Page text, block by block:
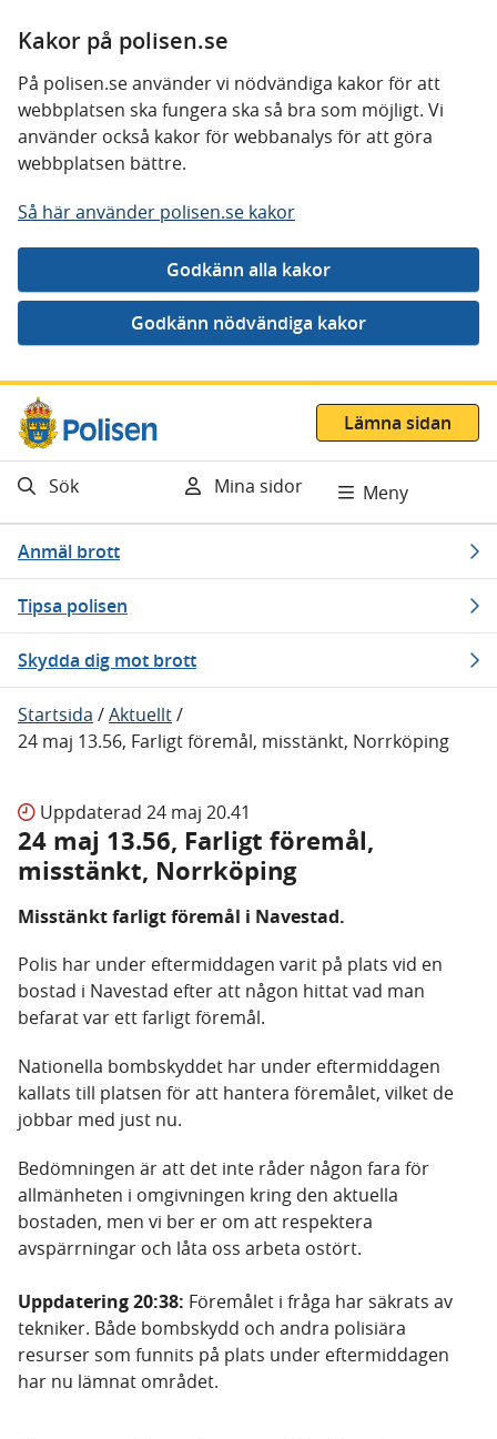
Kakor på polisen.se
På polisen.se använder vi nödvändiga kakor för att
webbplatsen ska fungera ska så bra som möjligt. Vi
använder också kakor för webbanalys för att göra
webbplatsen bättre.
Så här använder polisen.se kakor
Gå direkt till innehåll
Lämna sidan
Sök Mina sidor Meny
Anmäl brott
Tipsa polisen
Skydda dig mot brott
Startsida /Aktuellt/
24 maj 13.56, Farligt föremål, misstänkt, Norrköping
Uppdaterad 24 maj 20.41
24 maj 13.56, Farligt föremål,
misstänkt, Norrköping
Misstänkt farligt föremål i Navestad.
Polis har under eftermiddagen varit på plats vid en
bostad i Navestad efter att någon hittat vad man
befarat var ett farligt föremål.
Nationella bombskyddet har under eftermiddagen
kallats till platsen för att hantera föremålet, vilket de
jobbar med just nu.
Bedömningen är att det inte råder någon fara för
allmänheten i omgivningen kring den aktuella
bostaden, men vi ber er om att respektera
avspärrningar och låta oss arbeta ostört.
Uppdatering 20:38: Föremålet i fråga har säkrats av
tekniker. Både bombskydd och andra polisiära
resurser som funnits på plats under eftermiddagen
har nu lämnat området.